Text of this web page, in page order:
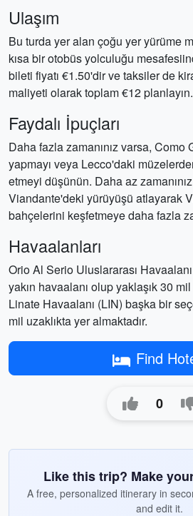
Ulaşım
Bu turda yer alan çoğu yer yürüme
kısa bir otobüs yolculuğu
bileti fiyatı €1.50'dir ve taksiler de
maliyeti olarak toplam €12 planlayın.
Faydalı İpuçları
Daha fazla zamanınız varsa, Como
yapmayı veya Lecco'daki
etmeyi düşünün. Daha az
Viandante'deki yürüyüşü atlayarak
bahçelerini keşfetmeye daha fazla
Havaalanları
Orio Al Serio Uluslararası
yakın havaalanı olup yaklaşık 30
Linate Havaalanı (LIN) başka bir
mil uzaklıkta yer almaktadır.
Find
0
Like this trip? Make
A free, personalized itinerary in
and edit it.